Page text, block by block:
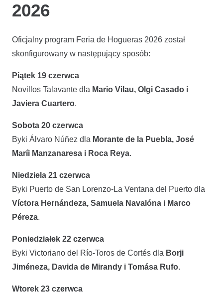
2026
Oficjalny program Feria de Hogueras 2026 został
skonfigurowany w następujący sposób:
Piątek 19 czerwca
Novillos Talavante dla Mario Vilau, Olgi Casado i
Javiera Cuartero.
Sobota 20 czerwca
Byki Álvaro Núñez dla Morante de la Puebla, José
Maríi Manzanaresa i Roca Reya.
Niedziela 21 czerwca
Byki Puerto de San Lorenzo-La Ventana del Puerto dla
Víctora Hernándeza, Samuela Navalóna i Marco
Péreza.
Poniedziałek 22 czerwca
Byki Victoriano del Río-Toros de Cortés dla Borji
Jiméneza, Davida de Mirandy i Tomása Rufo.
Wtorek 23 czerwca